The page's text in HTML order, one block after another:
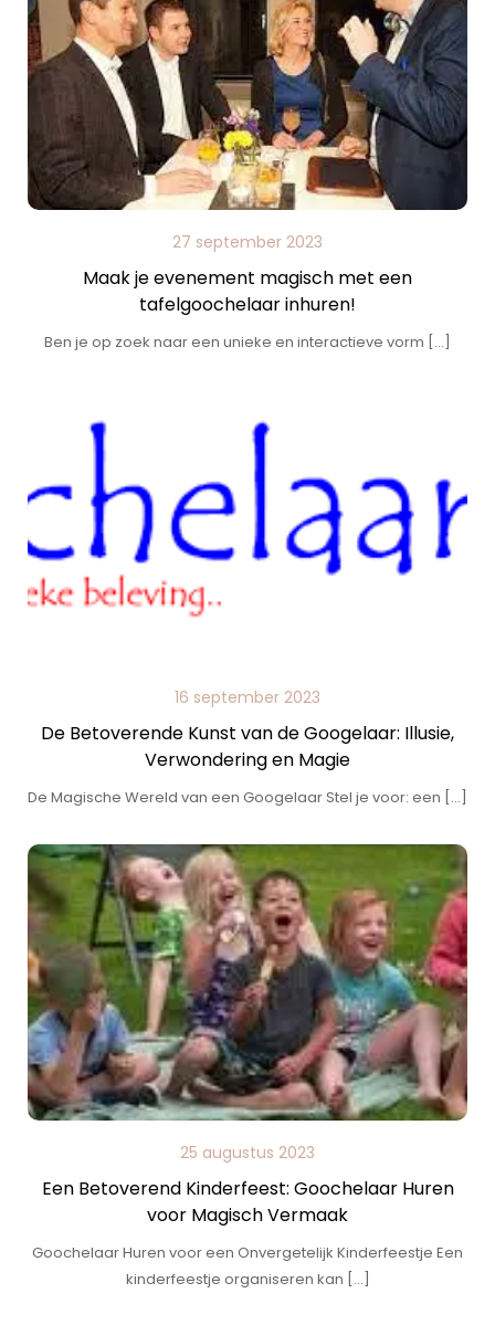
27 september 2023
Maak je evenement magisch met een
tafelgoochelaar inhuren!
Ben je op zoek naar een unieke en interactieve vorm […]
16 september 2023
De Betoverende Kunst van de Googelaar: Illusie,
Verwondering en Magie
De Magische Wereld van een Googelaar Stel je voor: een […]
25 augustus 2023
Een Betoverend Kinderfeest: Goochelaar Huren
voor Magisch Vermaak
Goochelaar Huren voor een Onvergetelijk Kinderfeestje Een
kinderfeestje organiseren kan […]